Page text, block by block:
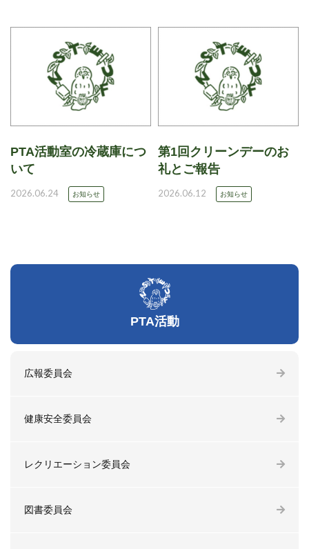
PTA活動室の冷蔵庫につ
いて
2026.06.24 お知らせ
第1回クリーンデーのお
礼とご報告
2026.06.12 お知らせ
PTA活動
広報委員会
健康安全委員会
レクリエーション委員会
図書委員会